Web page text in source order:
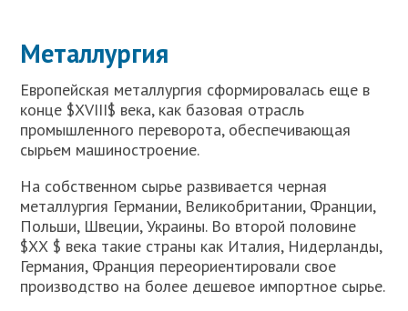
Металлургия
Европейская металлургия сформировалась еще в
конце $XVIII$ века, как базовая отрасль
промышленного переворота, обеспечивающая
сырьем машиностроение.
На собственном сырье развивается черная
металлургия Германии, Великобритании, Франции,
Польши, Швеции, Украины. Во второй половине
$ХХ $ века такие страны как Италия, Нидерланды,
Германия, Франция переориентировали свое
производство на более дешевое импортное сырье.